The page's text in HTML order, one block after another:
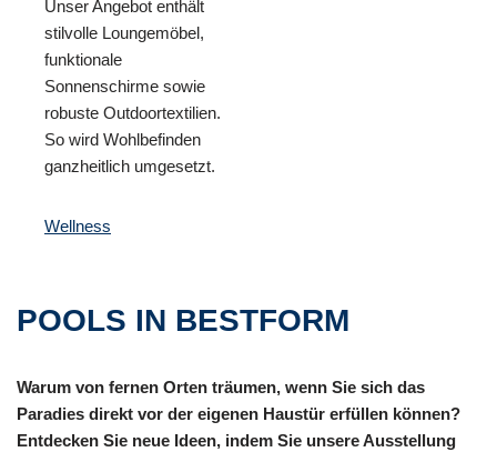
Unser Angebot enthält
stilvolle Loungemöbel,
funktionale
Sonnenschirme sowie
robuste Outdoortextilien.
So wird Wohlbefinden
ganzheitlich umgesetzt.
Wellness
POOLS IN BESTFORM
Warum von fernen Orten träumen, wenn Sie sich das
Paradies direkt vor der eigenen Haustür erfüllen können?
Entdecken Sie neue Ideen, indem Sie unsere Ausstellung